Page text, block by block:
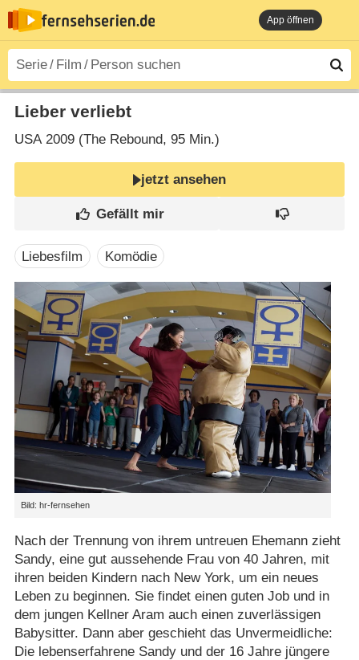
App öffnen
Lieber verliebt
USA2009 (The Rebound‎, 95 Min.)
jetzt ansehen
Liebesfilm Komödie
Bild: hr-fernsehen
Nach der Trennung von ihrem untreuen Ehemann zieht
Sandy, eine gut aussehende Frau von 40 Jahren, mit
ihren beiden Kindern nach New York, um ein neues
Leben zu beginnen. Sie findet einen guten Job und in
dem jungen Kellner Aram auch einen zuverlässigen
Babysitter. Dann aber geschieht das Unvermeidliche:
Die lebenserfahrene Sandy und der 16 Jahre jüngere